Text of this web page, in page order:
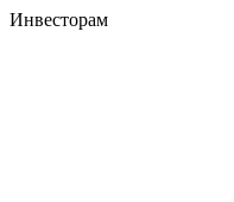
Инвесторам